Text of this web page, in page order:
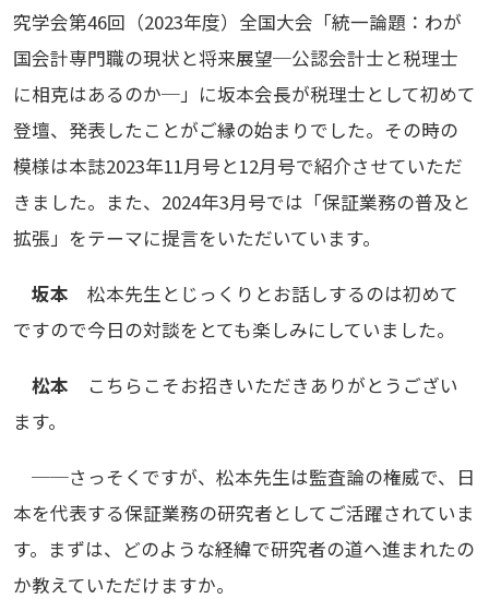
究学会第46回（2023年度）全国大会「統一論題：わが
国会計専門職の現状と将来展望─公認会計士と税理士
に相克はあるのか─」に坂本会長が税理士として初めて
登壇、発表したことがご縁の始まりでした。その時の
模様は本誌2023年11月号と12月号で紹介させていただ
きました。また、2024年3月号では「保証業務の普及と
拡張」をテーマに提言をいただいています。
坂本 松本先生とじっくりとお話しするのは初めて
ですので今日の対談をとても楽しみにしていました。
松本 こちらこそお招きいただきありがとうござい
ます。
──さっそくですが、松本先生は監査論の権威で、日
本を代表する保証業務の研究者としてご活躍されていま
す。まずは、どのような経緯で研究者の道へ進まれたの
か教えていただけますか。